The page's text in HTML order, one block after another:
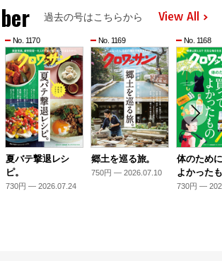
過去の号はこちらから View All
No. 1170
夏バテ撃退レシ
ピ。
730円 — 2026.07.24
No. 1169
郷土を巡る旅。
750円 — 2026.07.10
No. 1168
体のため
よかった
730円 —